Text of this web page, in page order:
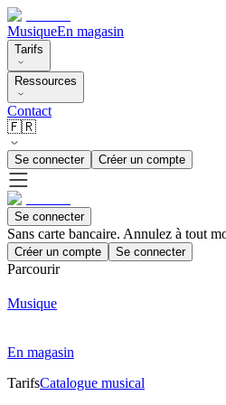
MusiqueEn magasin
Tarifs
Ressources
Contact
🇫🇷
Se connecter Créer un compte
Se connecter
Sans carte bancaire. Annulez à tout
Créer un compte Se connecter
Parcourir
Musique
En magasin
TarifsCatalogue musical